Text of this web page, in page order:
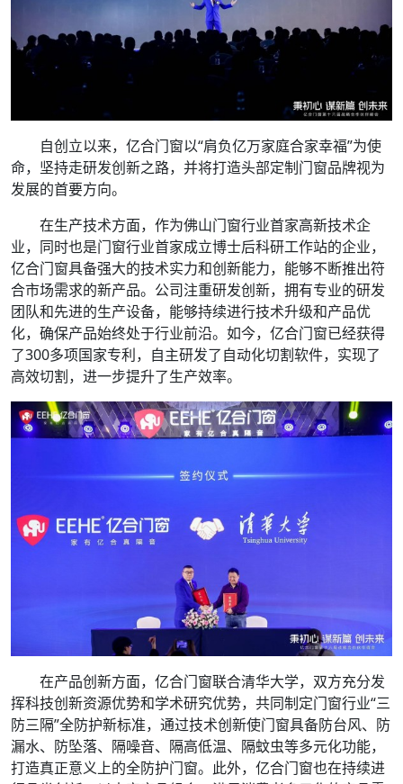
自创立以来，亿合门窗以“肩负亿万家庭合家幸福”为使
命，坚持走研发创新之路，并将打造头部定制门窗品牌视为
发展的首要方向。
在生产技术方面，作为佛山门窗行业首家高新技术企
业，同时也是门窗行业首家成立博士后科研工作站的企业，
亿合门窗具备强大的技术实力和创新能力，能够不断推出符
合市场需求的新产品。公司注重研发创新，拥有专业的研发
团队和先进的生产设备，能够持续进行技术升级和产品优
化，确保产品始终处于行业前沿。如今，亿合门窗已经获得
了300多项国家专利，自主研发了自动化切割软件，实现了
高效切割，进一步提升了生产效率。
在产品创新方面，亿合门窗联合清华大学，双方充分发
挥科技创新资源优势和学术研究优势，共同制定门窗行业“三
防三隔”全防护新标准，通过技术创新使门窗具备防台风、防
漏水、防坠落、隔噪音、隔高低温、隔蚊虫等多元化功能，
打造真正意义上的全防护门窗。此外，亿合门窗也在持续进